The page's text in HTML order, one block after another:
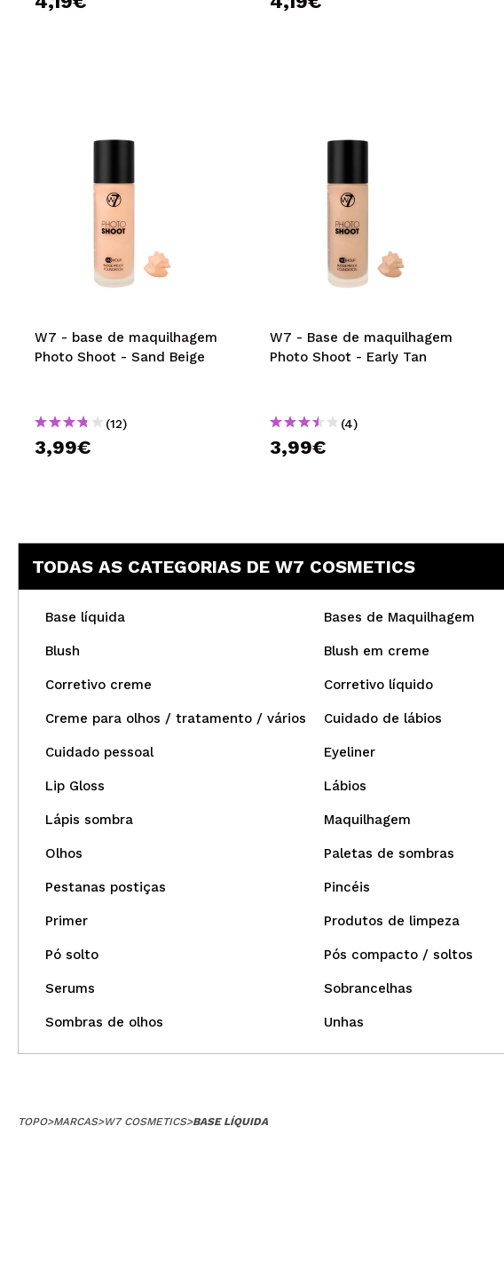
W7 - base de maquilhagem
Photo Shoot - Sand Beige
(12)
3,99€
W7 - Base de maquilhagem
Photo Shoot - Early Tan
(4)
3,99€
TODAS AS CATEGORIAS DE W7 COSMETICS
Base líquida Bases de Maquilhagem
Blush Blush em creme
Corretivo creme Corretivo líquido
Creme para olhos / tratamento / vários Cuidado de lábios
Cuidado pessoal Eyeliner
Lip Gloss Lábios
Lápis sombra Maquilhagem
Olhos Paletas de sombras
Pestanas postiças Pincéis
Primer Produtos de limpeza
Pó solto Pós compacto / soltos
Serums Sobrancelhas
Sombras de olhos Unhas
TOPO>MARCAS>W7 COSMETICS>BASE LÍQUIDA